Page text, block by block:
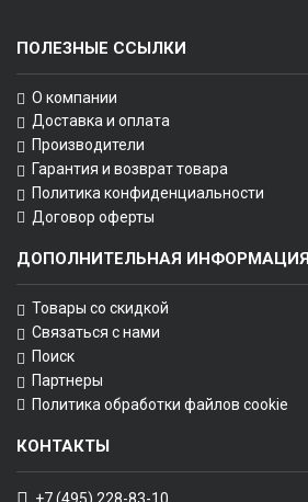
ПОЛЕЗНЫЕ ССЫЛКИ
О компании
Доставка и оплата
Производители
Гарантия и возврат товара
Политика конфиденциальности
Договор оферты
ДОПОЛНИТЕЛЬНАЯ ИНФОРМАЦИЯ
Товары со скидкой
Связаться с нами
Поиск
Партнеры
Политика обработки файлов cookie
КОНТАКТЫ